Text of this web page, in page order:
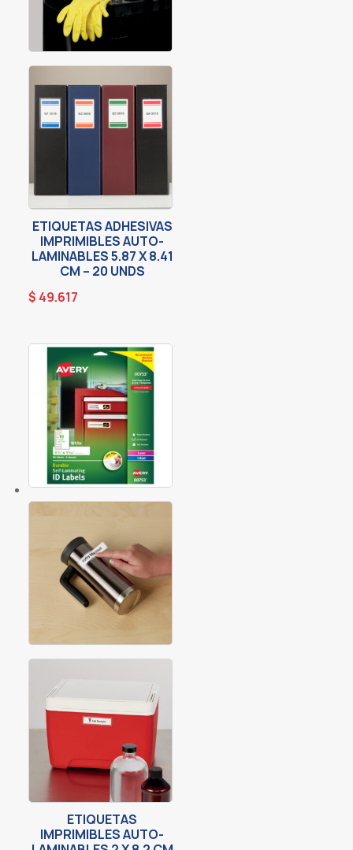
ETIQUETAS ADHESIVAS
IMPRIMIBLES AUTO-
LAMINABLES 5.87 X 8.41
CM – 20 UNDS
$ 49.617
ETIQUETAS
IMPRIMIBLES AUTO-